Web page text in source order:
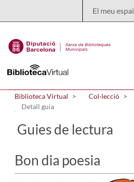
El meu espai
Biblioteca Virtual Col·lecció
Detall guia
Guies de lectura
Bon dia poesia